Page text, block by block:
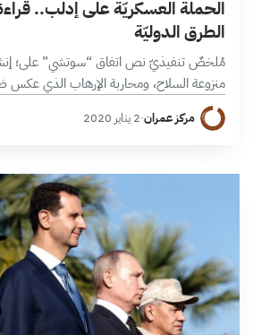
الحملة العسكريّة على إدلب..
الطرق الدوليّة
مُلخصٌ تنفيذيّ نص اتفاق “سوتشي” على؛
منزوعة السلاح، ومحاربة الإرهاب الذي عكس
هيئة تحرير الشام”، إضافة إلى فتح الطرق
العازلة فقد تم…
مركز عمران·2 يناير 2020